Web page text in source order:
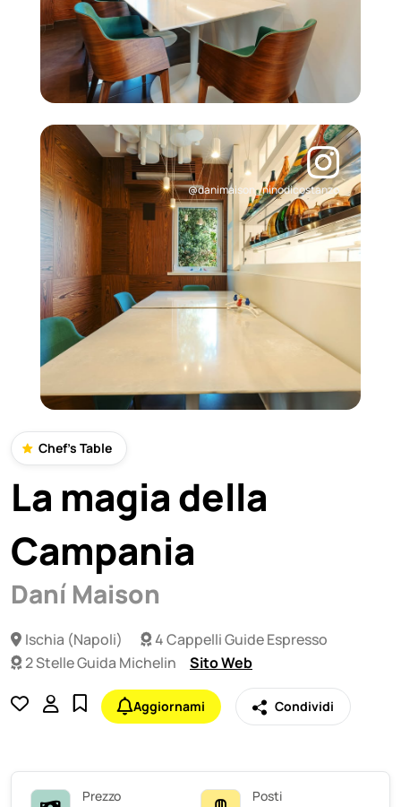
@danimaison_ninodicostanzo
Chef's Table
La magia della
Campania
Daní Maison
Ischia (Napoli)
4 Cappelli Guide Espresso
2 Stelle Guida Michelin
Sito Web
Aggiornami Condividi
Prezzo Posti